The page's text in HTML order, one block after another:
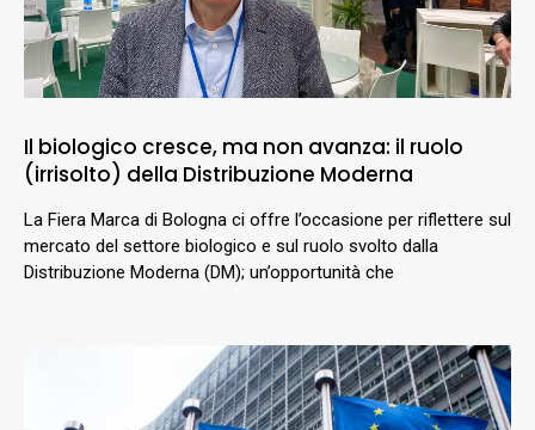
Il biologico cresce, ma non avanza: il ruolo
(irrisolto) della Distribuzione Moderna
La Fiera Marca di Bologna ci offre l’occasione per riflettere sul
mercato del settore biologico e sul ruolo svolto dalla
Distribuzione Moderna (DM); un’opportunità che